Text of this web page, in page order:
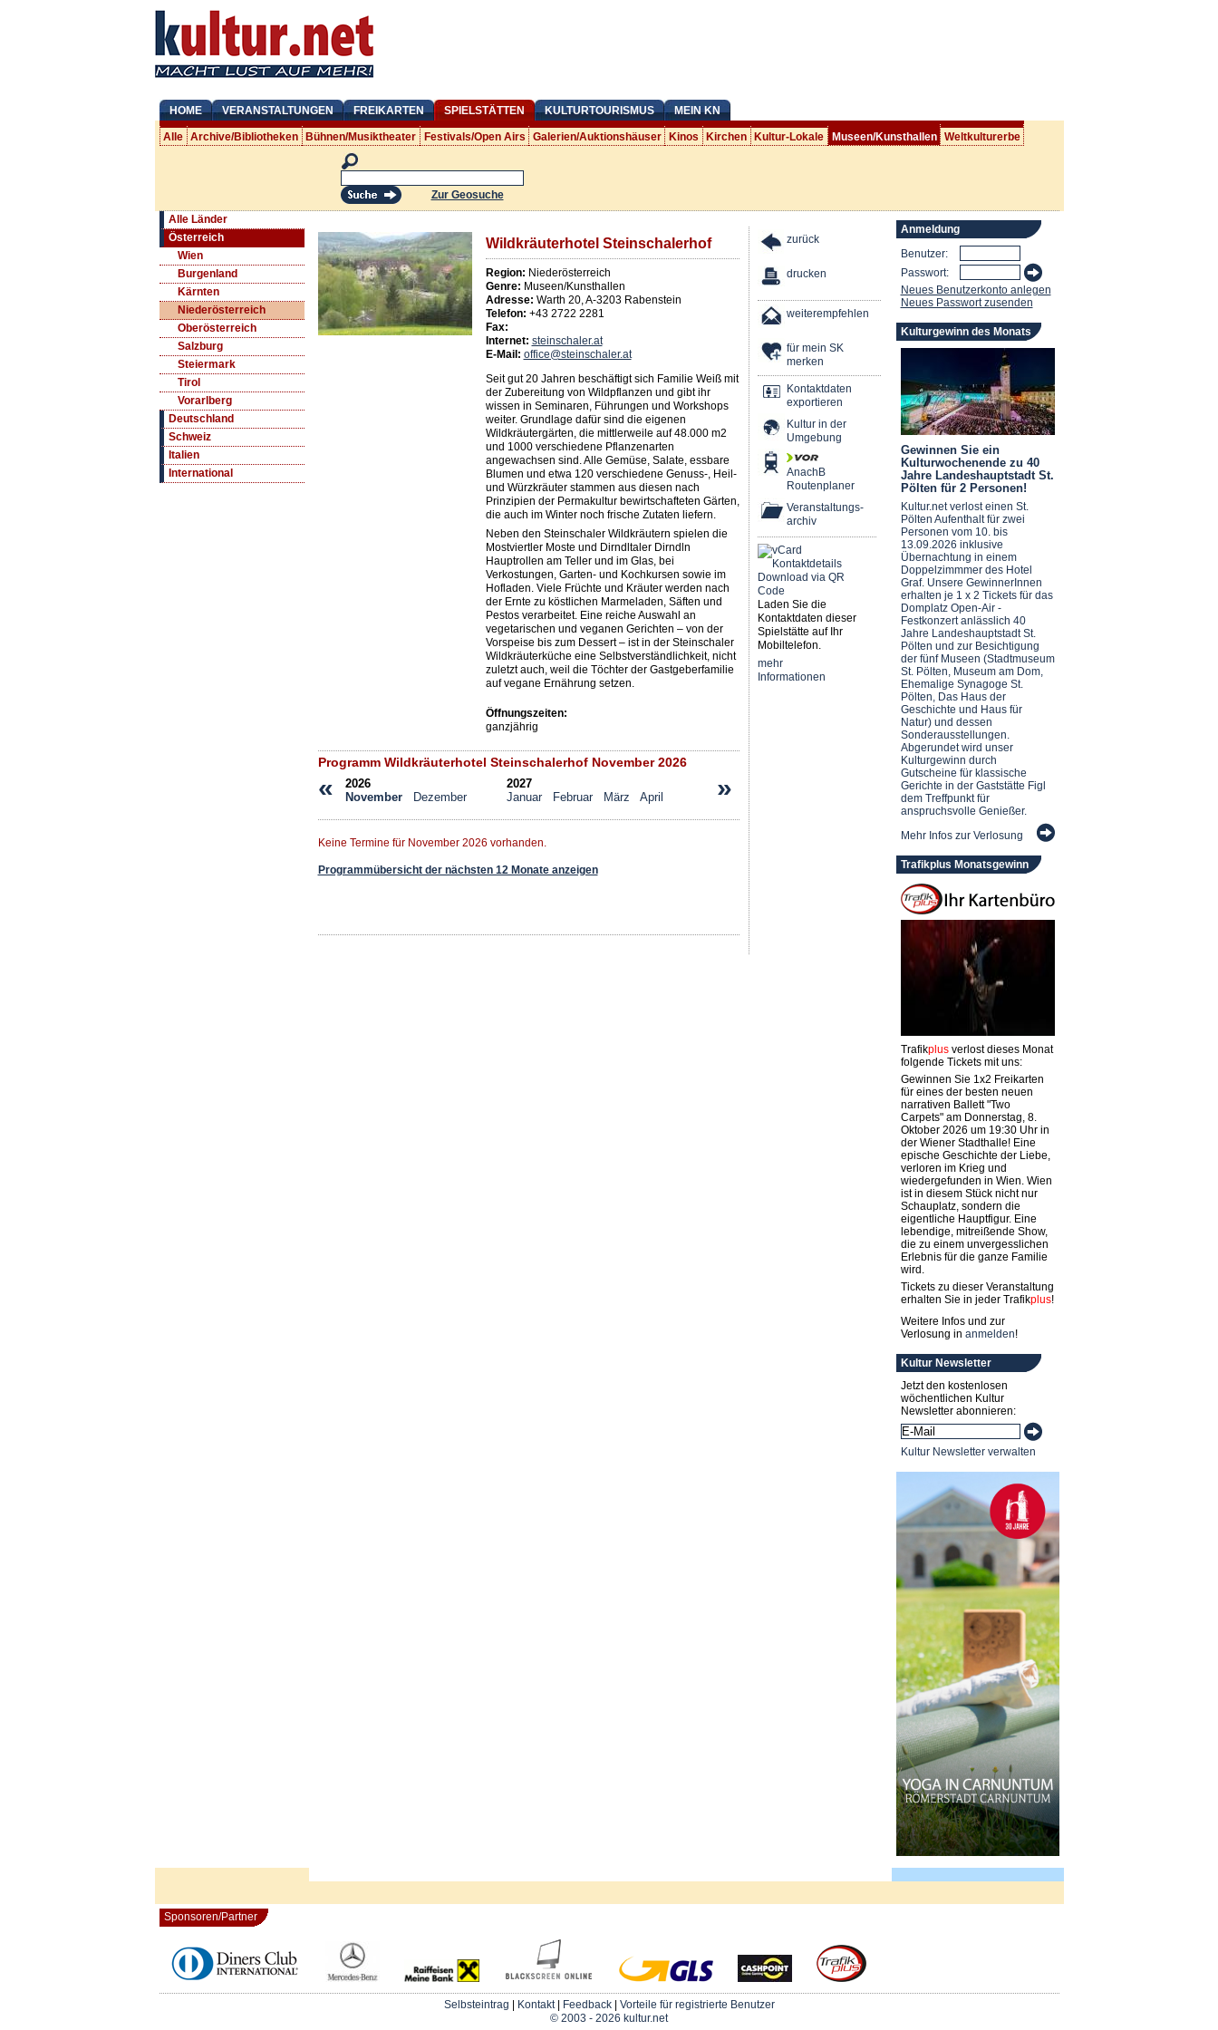
HOME VERANSTALTUNGEN FREIKARTEN SPIELSTÄTTEN KULTURTOURISMUS MEIN KN
Alle Archive/Bibliotheken Bühnen/Musiktheater Festivals/Open Airs Galerien/Auktionshäuser Kinos Kirchen Kultur-Lokale Museen/Kunsthallen Weltkulturerbe
Zur Geosuche
Alle Länder
Österreich
Wien
Burgenland
Kärnten
Niederösterreich
Oberösterreich
Salzburg
Steiermark
Tirol
Vorarlberg
Deutschland
Schweiz
Italien
International
Wildkräuterhotel Steinschalerhof
Region: Niederösterreich
Genre: Museen/Kunsthallen
Adresse: Warth 20,A-3203 Rabenstein
Telefon: +43 2722 2281
Fax:
Internet: steinschaler.at
E-Mail: office@steinschaler.at
Seit gut 20 Jahren beschäftigt sich Familie Weiß mit
der Zubereitung von Wildpflanzen und gibt ihr
wissen in Seminaren, Führungen und Workshops
weiter. Grundlage dafür sind die eigenen
Wildkräutergärten, die mittlerweile auf 48.000 m2
und 1000 verschiedene Pflanzenarten
angewachsen sind. Alle Gemüse, Salate, essbare
Blumen und etwa 120 verschiedene Genuss-, Heil-
und Würzkräuter stammen aus diesen nach
Prinzipien der Permakultur bewirtschafteten Gärten,
die auch im Winter noch frische Zutaten liefern.
Neben den Steinschaler Wildkräutern spielen die
Mostviertler Moste und Dirndltaler Dirndln
Hauptrollen am Teller und im Glas, bei
Verkostungen, Garten- und Kochkursen sowie im
Hofladen. Viele Früchte und Kräuter werden nach
der Ernte zu köstlichen Marmeladen, Säften und
Pestos verarbeitet. Eine reiche Auswahl an
vegetarischen und veganen Gerichten – von der
Vorspeise bis zum Dessert – ist in der Steinschaler
Wildkräuterküche eine Selbstverständlichkeit, nicht
zuletzt auch, weil die Töchter der Gastgeberfamilie
auf vegane Ernährung setzen.
Öffnungszeiten:
ganzjährig
Programm Wildkräuterhotel Steinschalerhof November 2026
« »
2026
November
Dezember
2027
Januar
Februar März April
Keine Termine für November 2026 vorhanden.
Programmübersicht der nächsten 12 Monate anzeigen
zurück
drucken
weiterempfehlen
für mein SK
merken
Kontaktdaten
exportieren
Kultur in der
Umgebung
AnachB
Routenplaner
Veranstaltungs-
archiv
Laden Sie die
Kontaktdaten dieser
Spielstätte auf Ihr
Mobiltelefon.
mehr
Informationen
Anmeldung
Benutzer:
Passwort:
Neues Benutzerkonto anlegen
Neues Passwort zusenden
Kulturgewinn des Monats
Gewinnen Sie ein
Kulturwochenende zu 40
Jahre Landeshauptstadt St.
Pölten für 2 Personen!
Kultur.net verlost einen St.
Pölten Aufenthalt für zwei
Personen vom 10. bis
13.09.2026 inklusive
Übernachtung in einem
Doppelzimmmer des Hotel
Graf. Unsere GewinnerInnen
erhalten je 1 x 2 Tickets für das
Domplatz Open-Air -
Festkonzert anlässlich 40
Jahre Landeshauptstadt St.
Pölten und zur Besichtigung
der fünf Museen (Stadtmuseum
St. Pölten, Museum am Dom,
Ehemalige Synagoge St.
Pölten, Das Haus der
Geschichte und Haus für
Natur) und dessen
Sonderausstellungen.
Abgerundet wird unser
Kulturgewinn durch
Gutscheine für klassische
Gerichte in der Gaststätte Figl
dem Treffpunkt für
anspruchsvolle Genießer.
Mehr Infos zur Verlosung
Trafikplus Monatsgewinn
Trafikplusverlost dieses Monat
folgende Tickets mit uns:
Gewinnen Sie 1x2 Freikarten
für eines der besten neuen
narrativen Ballett "Two
Carpets" am Donnerstag, 8.
Oktober 2026 um 19:30 Uhr in
der Wiener Stadthalle! Eine
epische Geschichte der Liebe,
verloren im Krieg und
wiedergefunden in Wien. Wien
ist in diesem Stück nicht nur
Schauplatz, sondern die
eigentliche Hauptfigur. Eine
lebendige, mitreißende Show,
die zu einem unvergesslichen
Erlebnis für die ganze Familie
wird.
Tickets zu dieser Veranstaltung
erhalten Sie in jeder Trafikplus!
Weitere Infos und zur
Verlosung in anmelden!
Kultur Newsletter
Jetzt den kostenlosen
wöchentlichen Kultur
Newsletter abonnieren:
Kultur Newsletter verwalten
Sponsoren/Partner
Selbsteintrag Kontakt| Feedback| Vorteile für registrierte Benutzer
© 2003 - 2026 kultur.net